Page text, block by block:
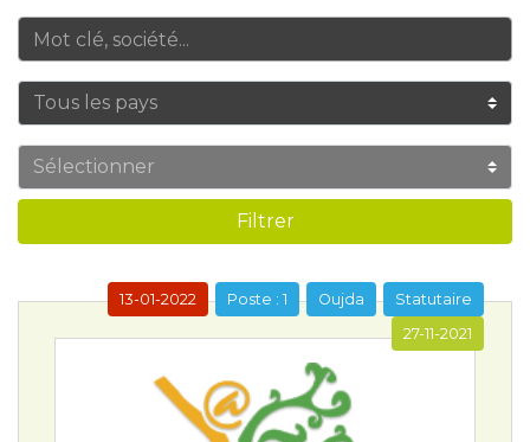
Filtrer
Statutaire
Oujda
Poste : 1
13-01-2022
27-11-2021